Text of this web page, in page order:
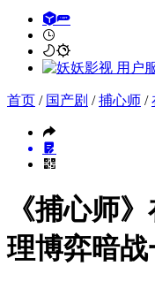
首页 / 国产剧 /捕心师 /
《捕心师
理博弈暗